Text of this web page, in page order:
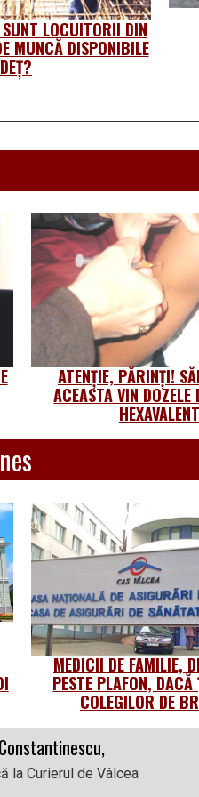
LOCUITORII DIN
MUNCĂ DISPONIBILE
ATENȚIE, PĂRINȚI!
ACEASTA VIN DOZELE
HEXAVALENT
MEDICII DE FAMILIE,
PESTE PLAFON,
COLEGILOR DE
la Curierul de Vâlcea